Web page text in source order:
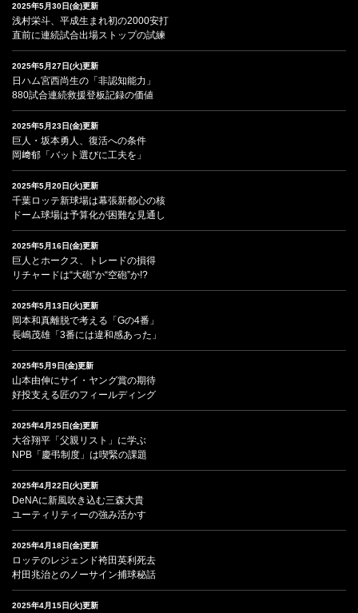
2025年5月30日(金)更新
浅村栄斗、平成生まれ初の2000安打
直前に連続試合出場ストップの試練
2025年5月27日(火)更新
日ハム宮西尚生の「非認知能力」
880試合連続救援登板記録の価値
2025年5月23日(金)更新
巨人・坂本勇人、復活への条件
岡﨑郁「バット選びに工夫を」
2025年5月20日(火)更新
千葉ロッテ新球場は幕張新都心の核
ドーム球場は予算化が困難な見通し
2025年5月16日(金)更新
巨人とホークス、トレードの損得
リチャードは“大砲”か“空砲”か!?
2025年5月13日(火)更新
岡本和真離脱で考える「Gの4番」
長嶋茂雄「3番には違和感あった」
2025年5月9日(金)更新
山本由伸にサイ・ヤング賞の期待
好投支える匠のフィールディング
2025年4月25日(金)更新
大谷翔平「父親リスト」に学ぶ
NPB「慶弔制度」は喫緊の課題
2025年4月22日(火)更新
DeNAに新風吹き込む三森大貴
ユーティリティーの強み活かす
2025年4月18日(金)更新
ロッテのレジェンド袴田英利死去
村田兆治とのノーサイン捕球秘話
2025年4月15日(火)更新